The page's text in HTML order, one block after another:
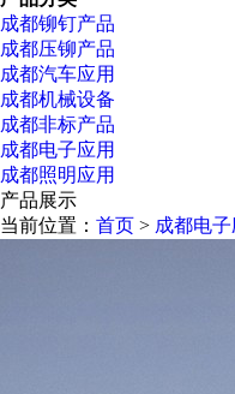
成都铆钉产品
成都压铆产品
成都汽车应用
成都机械设备
成都非标产品
成都电子应用
成都照明应用
产品展示
当前位置： 首页 > 成都电子